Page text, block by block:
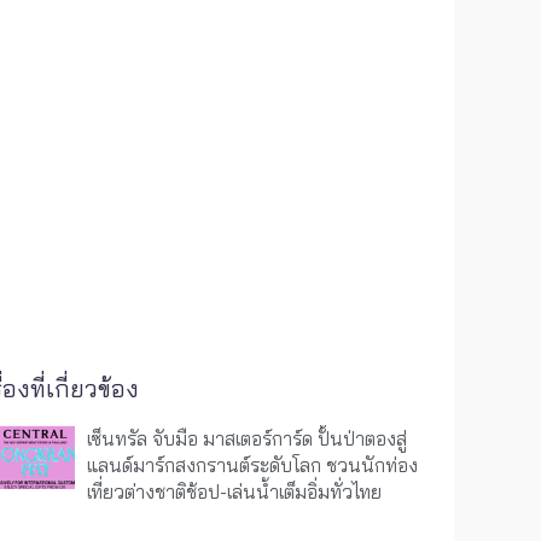
องที่เกี่ยวข้อง
เซ็นทรัล จับมือ มาสเตอร์การ์ด ปั้นป่าตองสู่
แลนด์มาร์กสงกรานต์ระดับโลก ชวนนักท่อง
เที่ยวต่างชาติช้อป-เล่นน้ำเต็มอิ่มทั่วไทย